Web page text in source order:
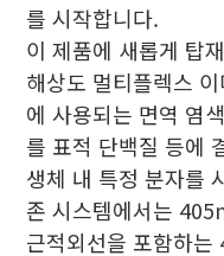
를 시작합니다.
이 제품에 새롭게 탑
해상도 멀티플렉스
에 사용되는 면역 염
를 표적 단백질 등에
생체 내 특정 분자를
존 시스템에서는
근적외선을 포함하